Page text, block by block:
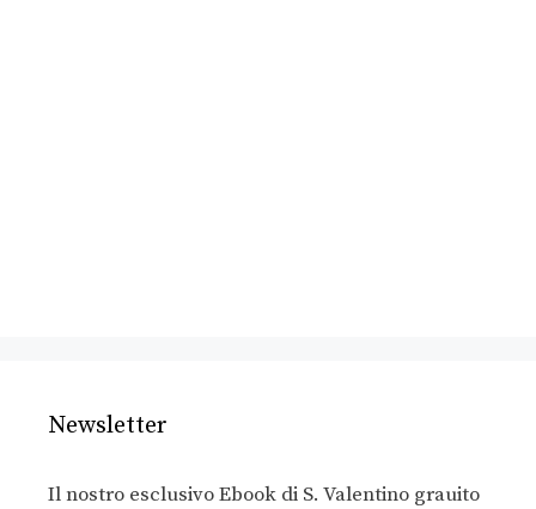
Newsletter
Il nostro esclusivo Ebook di S. Valentino grauito